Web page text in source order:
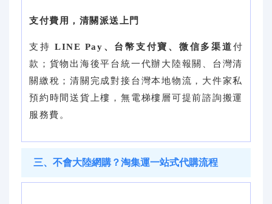
支付費用，清關派送上門
支持 LINE Pay、台幣支付寶、微信多渠道付
款；貨物出海後平台統一代辦大陸報關、台灣清
關繳稅；清關完成對接台灣本地物流，大件家私
預約時間送貨上樓，無電梯樓層可提前諮詢搬運
服務費。
三、不會大陸網購？淘集運一站式代購流程